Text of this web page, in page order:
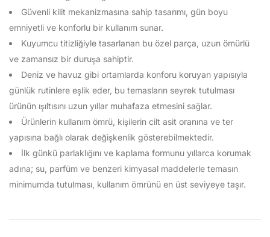
Güvenli kilit mekanizmasına sahip tasarımı, gün boyu
emniyetli ve konforlu bir kullanım sunar.
Kuyumcu titizliğiyle tasarlanan bu özel parça, uzun ömürlü
ve zamansız bir duruşa sahiptir.
Deniz ve havuz gibi ortamlarda konforu koruyan yapısıyla
günlük rutinlere eşlik eder, bu temasların seyrek tutulması
ürünün ışıltısını uzun yıllar muhafaza etmesini sağlar.
Ürünlerin kullanım ömrü, kişilerin cilt asit oranına ve ter
yapısına bağlı olarak değişkenlik gösterebilmektedir.
İlk günkü parlaklığını ve kaplama formunu yıllarca korumak
adına; su, parfüm ve benzeri kimyasal maddelerle temasın
minimumda tutulması, kullanım ömrünü en üst seviyeye taşır.